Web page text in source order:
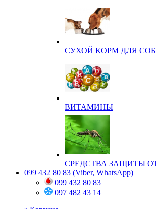
СУХОЙ КОРМ ДЛЯ
ВИТАМИНЫ
СРЕДСТВА ЗАЩИТЫ
099 432 80 83 (Viber, WhatsApp)
099 432 80 83
097 482 43 14